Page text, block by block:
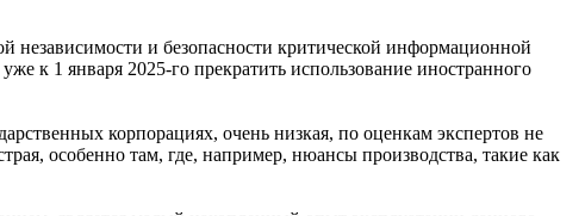
и безопасности критической информационной
к 1 января 2025-го прекратить использование иностранного
корпорациях, очень низкая, по оценкам экспертов не
особенно там, где, например, нюансы производства, такие как